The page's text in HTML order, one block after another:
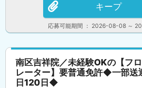
応募可能期間 ： 2026-08-08 ～
キープ
南区吉祥院／未経験OKの【フ
レーター】要普通免許◆一部
日120日◆